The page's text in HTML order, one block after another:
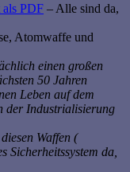
PDF – Alle sind da,
Atomwaffe und
einen großen
50 Jahren
Leben auf dem
der Industrialisierung
Waffen (
Sicherheitssystem da,